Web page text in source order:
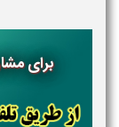
برای